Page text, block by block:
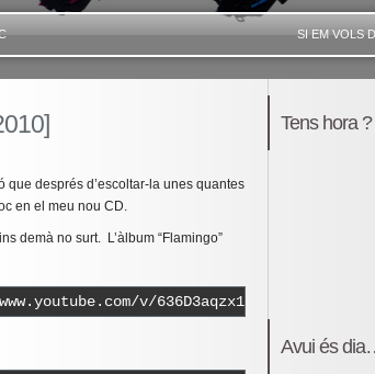
SI EM VOLS
després d’escoltar-la unes quantes
en el meu nou CD.
demà no surt. L’àlbum “Flamingo”
v/636D3aqzx1s"
Tens hora ?
Avui és